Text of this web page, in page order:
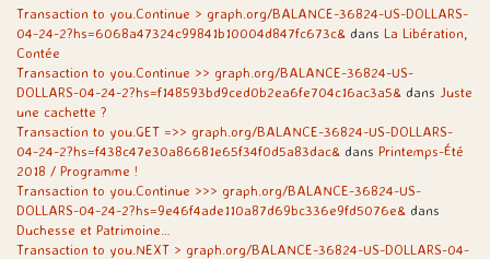
Transaction to you.Continue > graph.org/BALANCE-36824-US-DOLLARS-
04-24-2?hs=6068a47324c99841b10004d847fc673c& dans La Libération,
Contée
Transaction to you.Continue >> graph.org/BALANCE-36824-US-
DOLLARS-04-24-2?hs=f148593bd9ced0b2ea6fe704c16ac3a5& dans Juste
une cachette ?
Transaction to you.GET =>> graph.org/BALANCE-36824-US-DOLLARS-
04-24-2?hs=f438c47e30a86681e65f34f0d5a83dac& dans Printemps-Été
2018 / Programme !
Transaction to you.Continue >>> graph.org/BALANCE-36824-US-
DOLLARS-04-24-2?hs=9e46f4ade110a87d69bc336e9fd5076e& dans
Duchesse et Patrimoine…
Transaction to you.NEXT > graph.org/BALANCE-36824-US-DOLLARS-04-